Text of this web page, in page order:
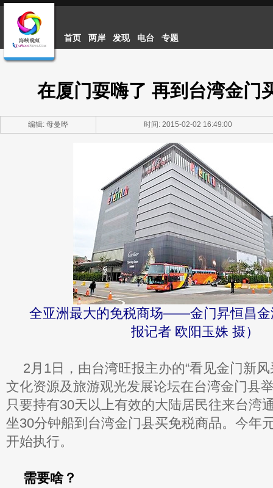
首页 两岸 发现 电台 专题
在厦门耍嗨了 再到台湾金门
编辑: 母曼晔 时间: 2015-02-02 16:49:00
全亚洲最大的免税商场——金门昇恒昌金
报记者 欧阳玉姝 摄）
2月1日，由台湾旺报主办的“看见金门新
文化资源及旅游观光发展论坛在台湾金门县
只要持有30天以上有效的大陆居民往来台湾
坐30分钟船到台湾金门县买免税商品。今年
开始执行。
需要啥？